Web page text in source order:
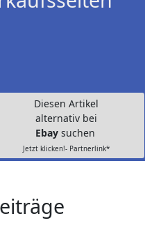
Diesen Artikel
alternativ bei
Ebay suchen
Jetzt klicken!- Partnerlink*